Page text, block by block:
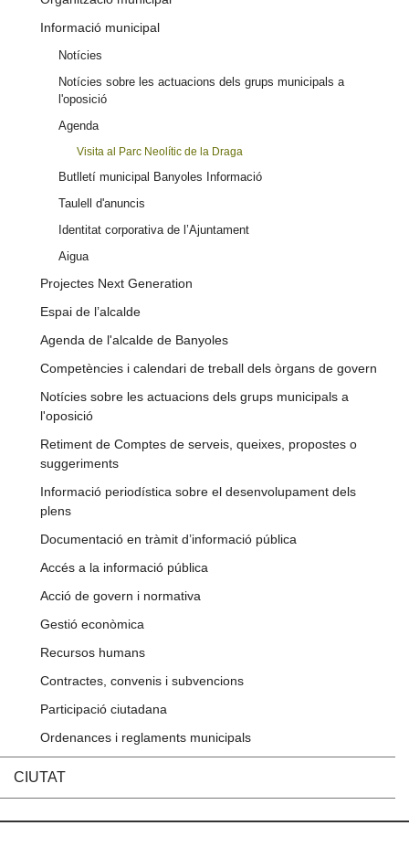
Informació municipal
Notícies
Notícies sobre les actuacions dels grups municipals a
l'oposició
Agenda
Visita al Parc Neolític de la Draga
Butlletí municipal Banyoles Informació
Taulell d'anuncis
Identitat corporativa de l’Ajuntament
Aigua
Projectes Next Generation
Espai de l’alcalde
Agenda de l'alcalde de Banyoles
Competències i calendari de treball dels òrgans de govern
Notícies sobre les actuacions dels grups municipals a
l'oposició
Retiment de Comptes de serveis, queixes, propostes o
suggeriments
Informació periodística sobre el desenvolupament dels
plens
Documentació en tràmit d’informació pública
Accés a la informació pública
Acció de govern i normativa
Gestió econòmica
Recursos humans
Contractes, convenis i subvencions
Participació ciutadana
Ordenances i reglaments municipals
CIUTAT